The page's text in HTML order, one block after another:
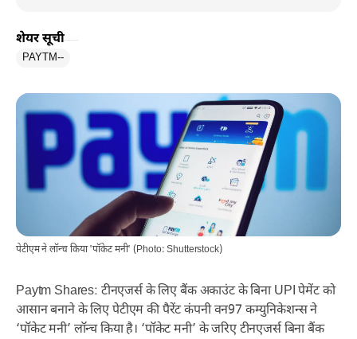
शेयर सूची
PAYTM--
पेटीएम ने लॉन्च किया 'पॉकेट मनी' (Photo: Shutterstock)
Paytm Shares: टीनएजर्स के लिए बैंक अकाउंट के बिना UPI पेमेंट को
आसान बनाने के लिए पेटीएम की पैरेंट कंपनी वन97 कम्युनिकेशन्स ने
‘पॉकेट मनी’ लॉन्च किया है। ‘पॉकेट मनी’ के जरिए टीनएजर्स बिना बैंक